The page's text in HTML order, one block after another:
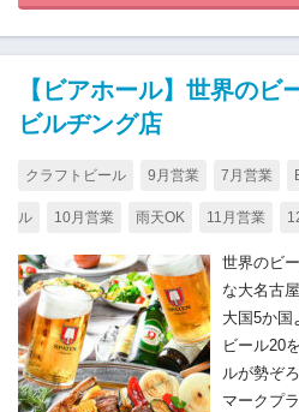
【ビアホール】世界のビ
ビルヂング店
クラフトビール 9月営業 7月営業
ル 10月営業 雨天OK 11月営業
世界のビ
な大名古
大国5か国
ビール20
ルが勢ぞ
マークプ